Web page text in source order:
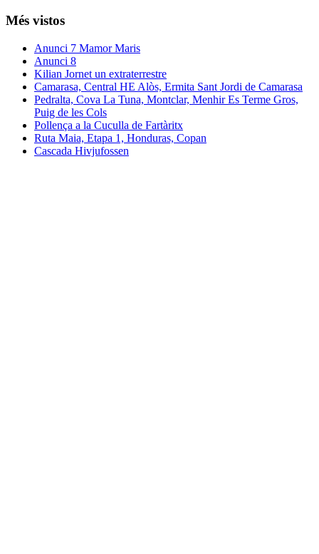
Més vistos
Anunci 7 Mamor Maris
Anunci 8
Kilian Jornet un extraterrestre
Camarasa, Central HE Alòs, Ermita Sant Jordi de Camarasa
Pedralta, Cova La Tuna, Montclar, Menhir Es Terme Gros,
Puig de les Cols
Pollença a la Cuculla de Fartàritx
Ruta Maia, Etapa 1, Honduras, Copan
Cascada Hivjufossen